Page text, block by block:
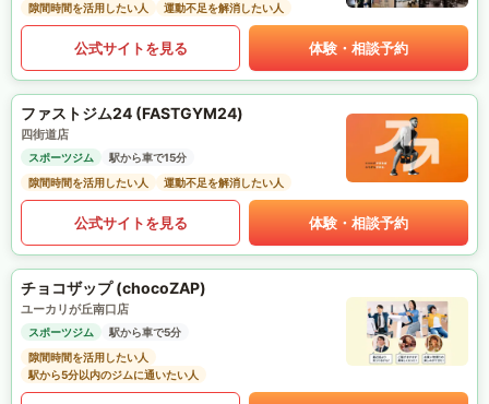
隙間時間を活用したい人
運動不足を解消したい人
公式サイトを見る 体験・相談予約
ファストジム24 (FASTGYM24)
四街道店
スポーツジム
駅から車で15分
隙間時間を活用したい人
運動不足を解消したい人
公式サイトを見る 体験・相談予約
チョコザップ (chocoZAP)
ユーカリが丘南口店
スポーツジム
駅から車で5分
隙間時間を活用したい人
駅から5分以内のジムに通いたい人